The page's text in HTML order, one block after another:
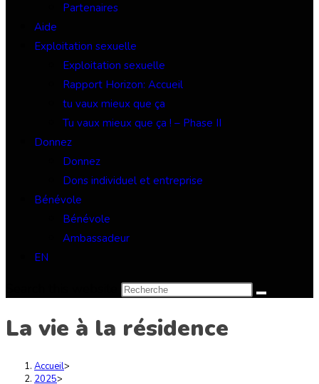
Partenaires
Aide
Exploitation sexuelle
Exploitation sexuelle
Rapport Horizon: Accueil
tu vaux mieux que ça
Tu vaux mieux que ça ! – Phase II
Donnez
Donnez
Dons individuel et entreprise
Bénévole
Bénévole
Ambassadeur
EN
La vie à la résidence
Accueil>
2025>